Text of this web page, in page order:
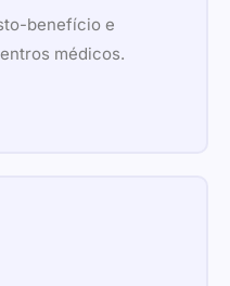
benefício e
médicos.